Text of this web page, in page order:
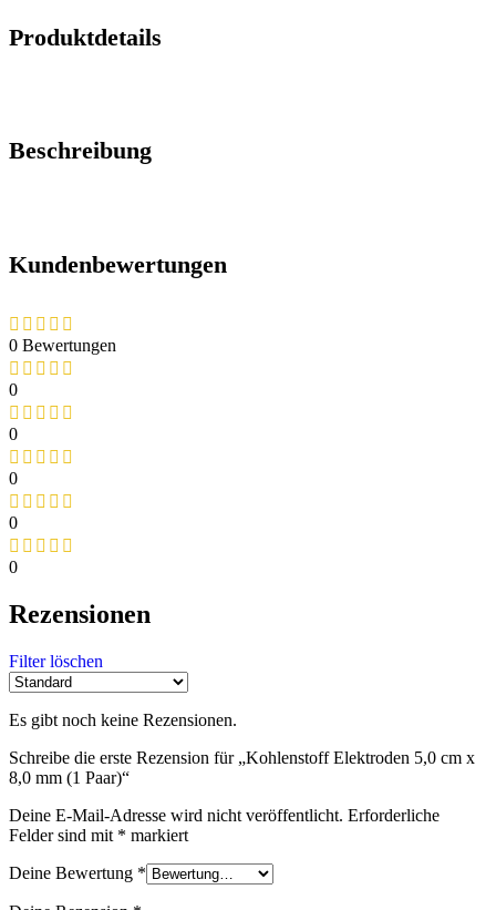
Produktdetails
Beschreibung
Kundenbewertungen
0 Bewertungen
0
0
0
0
0
Rezensionen
Filter löschen
Es gibt noch keine Rezensionen.
Schreibe die erste Rezension für „Kohlenstoff Elektroden 5,0 cm x
8,0 mm (1 Paar)“
Deine E-Mail-Adresse wird nicht veröffentlicht. Erforderliche
Felder sind mit * markiert
Deine Bewertung *